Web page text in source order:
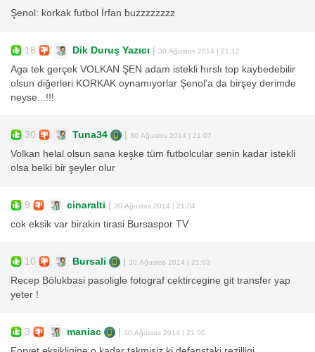
Şenol: korkak futbol İrfan buzzzzzzzz
18 Dik Duruş Yazıcı | 30 Ağustos 2014 | 21:12
Aga tek gerçek VOLKAN ŞEN adam istekli hırslı top kaybedebilir
olsun diğerleri KORKAK oynamıyorlar Şenol'a da birşey derimde
neyse...!!!
30 Tuna34 | 30 Ağustos 2014 | 21:07
Volkan helal olsun sana keşke tüm futbolcular senin kadar istekli
olsa belki bir şeyler olur
9 cinaralti | 30 Ağustos 2014 | 21:04
cok eksik var birakin tirasi Bursaspor TV
10 Bursali | 30 Ağustos 2014 | 21:03
Recep Bölukbasi pasoligle fotograf cektircegine git transfer yap
yeter !
3 maniac | 30 Ağustos 2014 | 21:00